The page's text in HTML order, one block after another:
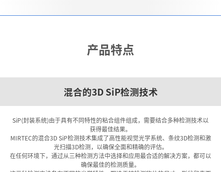
产品特点
混合的3D SiP检测技术
SiP(封装系统)由于具有不同特性的粘合组件组成，需要结合多种检测技术以
获得最佳结果。
MIRTEC的混合3D SiP检测技术集成了高性能视觉光学系统、条纹3D检测和激
光扫描3D检测，以确保全面和精确的评估。
在任何环境下，通过从三种检测方法中选择和应用最合适的解决方案，都可以
确保最佳的检测质量。